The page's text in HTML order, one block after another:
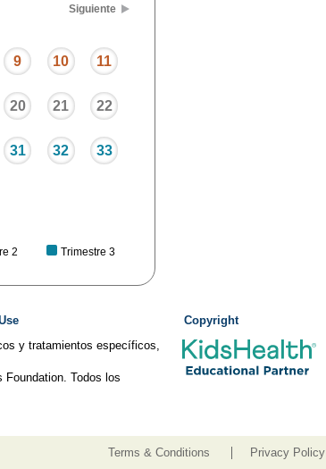
Siguiente
9 10 11
20 21 22
31 32 33
2 Trimestre 3
Copyright
y tratamientos específicos,
Foundation. Todos los
Terms & Conditions Privacy Policy